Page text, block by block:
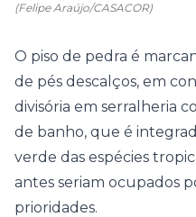
(Felipe Araújo/CASACOR)
O piso de pedra é
de pés descalços, em
divisória em serralheria
de banho, que é
verde das espécies
antes seriam ocupados
prioridades.